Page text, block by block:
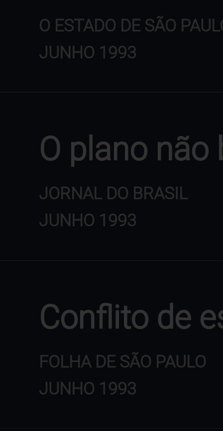
O ESTADO DE SÃO
JUNHO 1993
O plano não
JORNAL DO BRASIL
JUNHO 1993
Conflito de
FOLHA DE SÃO PAULO
JUNHO 1993